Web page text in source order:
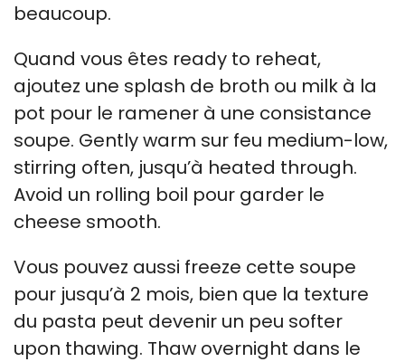
beaucoup.
Quand vous êtes ready to reheat,
ajoutez une splash de broth ou milk à la
pot pour le ramener à une consistance
soupe. Gently warm sur feu medium-low,
stirring often, jusqu’à heated through.
Avoid un rolling boil pour garder le
cheese smooth.
Vous pouvez aussi freeze cette soupe
pour jusqu’à 2 mois, bien que la texture
du pasta peut devenir un peu softer
upon thawing. Thaw overnight dans le